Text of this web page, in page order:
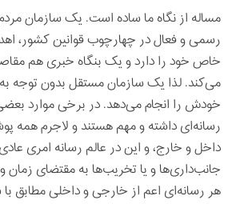
مساله از نگاه ما ساده است. یک سازمان
رسمی و فعال در چهارچوب قوانین کشور،
خاص خود را دارد و یک بنگاه خبری هم
می‌کند. لذا یک سازمان مستقل بدون توجه به
خودش را انجام می‌دهد. در برخی موارد
رسانه‌ای داشته و مهم هستند و لاجرم همه
داخل و خارج، و این در عالم رسانه امری
جانب‌داری‌ها و یا تخریب‌ها به مقتضای زمان
هر رسانه‌ای اعم از خارجی و داخلی مطابق